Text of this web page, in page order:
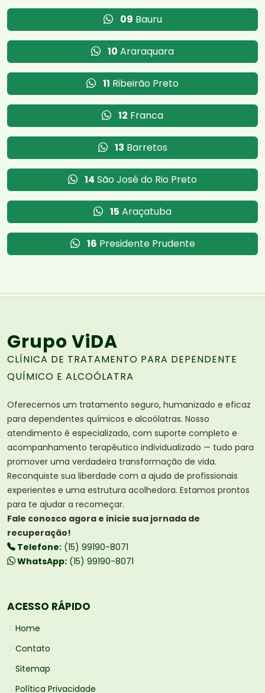
09 Bauru
10 Araraquara
11 Ribeirão Preto
12 Franca
13 Barretos
14 São José do Rio Preto
15 Araçatuba
16 Presidente Prudente
Grupo ViDA
CLÍNICA DE TRATAMENTO PARA DEPENDENTE
QUÍMICO E ALCOÓLATRA
Oferecemos um tratamento seguro, humanizado e eficaz
para dependentes químicos e alcoólatras. Nosso
atendimento é especializado, com suporte completo e
acompanhamento terapêutico individualizado — tudo para
promover uma verdadeira transformação de vida.
Reconquiste sua liberdade com a ajuda de profissionais
experientes e uma estrutura acolhedora. Estamos prontos
para te ajudar a recomeçar.
Fale conosco agora e inicie sua jornada de
recuperação!
Telefone: (15) 99190-8071
WhatsApp: (15) 99190-8071
ACESSO RÁPIDO
Home
Contato
Sitemap
Política Privacidade